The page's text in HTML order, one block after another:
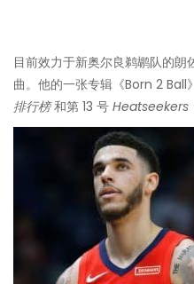
目前效力于新奥尔良鹈鹕队的
曲。他的一张专辑《Born 2 Ball
排行榜和第 13 号 Heatseekers